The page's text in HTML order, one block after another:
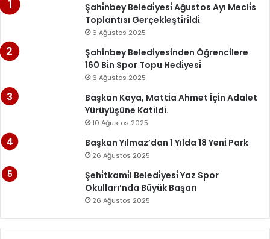
Şahi̇nbey Beledi̇yesi̇ Ağustos Ayı Mecli̇s
Toplantısı Gerçekleşti̇ri̇ldi̇
6 Ağustos 2025
Şahi̇nbey Beledi̇yesi̇nden Öğrenci̇lere
160 Bi̇n Spor Topu Hedi̇yesi̇
6 Ağustos 2025
Başkan Kaya, Matti̇a Ahmet İçi̇n Adalet
Yürüyüşüne Katildi.
10 Ağustos 2025
Başkan Yılmaz’dan 1 Yılda 18 Yeni̇ Park
26 Ağustos 2025
Şehi̇tkami̇l Beledi̇yesi̇ Yaz Spor
Okulları’nda Büyük Başarı
26 Ağustos 2025